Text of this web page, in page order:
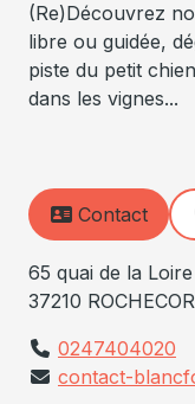
(Re)Découvrez
libre ou guidée,
piste du petit
dans les vignes...
Contact
65 quai de la Loire
37210
0247404020
contact-